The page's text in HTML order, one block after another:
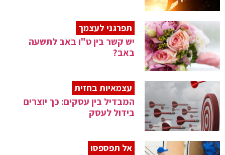
תפרגני לעצמך
יש קשר בין ט"ו באב לתשעה
באב?
עצמאיות בחזית
המבדיל בין עסקים: כך יוצרים
בידול לעסק
אל תפספסו